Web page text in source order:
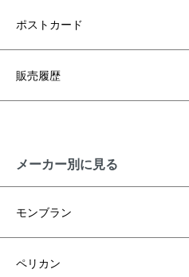
ポストカード
販売履歴
メーカー別に見る
モンブラン
ペリカン